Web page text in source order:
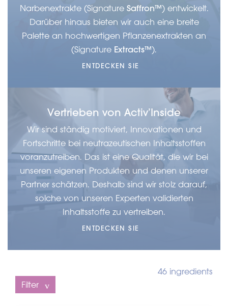
Narbenextrakte (Signature Saffron™) entwickelt.
Darüber hinaus bieten wir auch eine breite
Palette an hochwertigen Pflanzenextrakten an
(Signature Extracts™).
ENTDECKEN SIE
Vertrieben von Activ’Inside
Wir sind ständig motiviert, Innovationen und
Fortschritte bei neutrazeutischen Inhaltsstoffen
voranzutreiben. Das ist eine Qualität, die wir bei
unseren eigenen Produkten und denen unserer
Partner schätzen. Deshalb sind wir stolz darauf,
solche von unseren Experten validierten
Inhaltsstoffe zu vertreiben.
ENTDECKEN SIE
46 ingredients
Filter